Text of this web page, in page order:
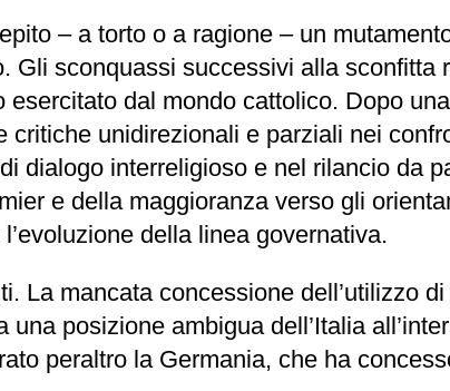
– a torto o a ragione – un
sconquassi successivi alla sconfitta
dal mondo cattolico. Dopo
unidirezionali e parziali nei
dialogo interreligioso e nel rilancio da
e della maggioranza verso gli
della linea governativa.
La mancata concessione dell’utilizzo
posizione ambigua dell’Italia
peraltro la Germania, che ha